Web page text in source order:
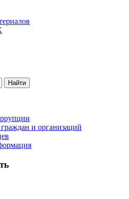
Найти
и организаций